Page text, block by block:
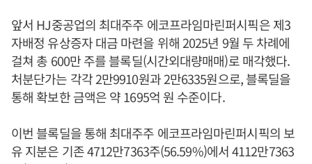
앞서 HJ중공업의 최대주주 에코프라임마린퍼시픽은 제3
자배정 유상증자 대금 마련을 위해 2025년 9월 두 차례에
걸쳐 총 600만 주를 블록딜(시간외대량매매)로 매각했다.
처분단가는 각각 2만9910원과 2만6335원으로, 블록딜을
통해 확보한 금액은 약 1695억 원 수준이다.
이번 블록딜을 통해 최대주주 에코프라임마린퍼시픽의 보
유 지분은 기존 4712만7363주(56.59%)에서 4112만7363